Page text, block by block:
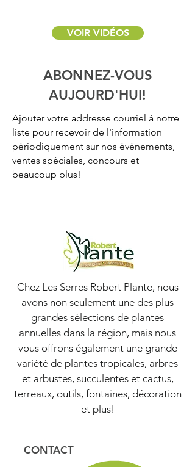
VOIR VIDÉOS
ABONNEZ-VOUS
AUJOURD'HUI!
Ajouter votre addresse courriel à notre
liste pour recevoir de l'information
périodiquement sur nos événements,
ventes spéciales, concours et
beaucoup plus!
Chez Les Serres Robert Plante, nous
avons non seulement une des plus
grandes sélections de plantes
annuelles dans la région, mais nous
vous offrons également une grande
variété de plantes tropicales, arbres
et arbustes, succulentes et cactus,
terreaux, outils, fontaines, décoration
et plus!
CONTACT